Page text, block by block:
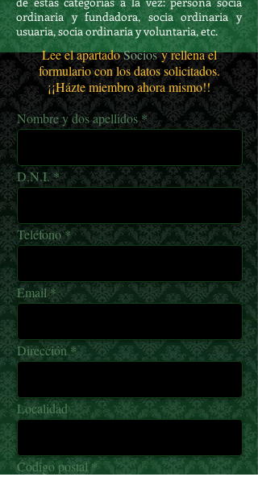
ordinaria y fundadora, socia ordinaria y
usuaria, socia ordinaria y voluntaria, etc.
Lee el apartadoSociosy rellena el
formulario con los datos solicitados.
¡¡Házte miembro ahora mismo!!
Nombre y dos apellidos
D.N.I.
Teléfono
Email
Dirección
Localidad
Código postal